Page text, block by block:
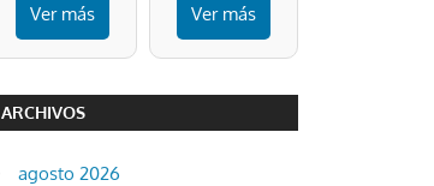
Ver más Ver más
ARCHIVOS
agosto 2026